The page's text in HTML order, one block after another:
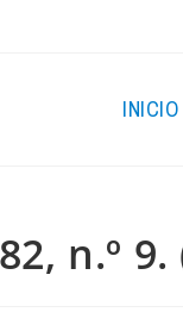
INICIO
n.º